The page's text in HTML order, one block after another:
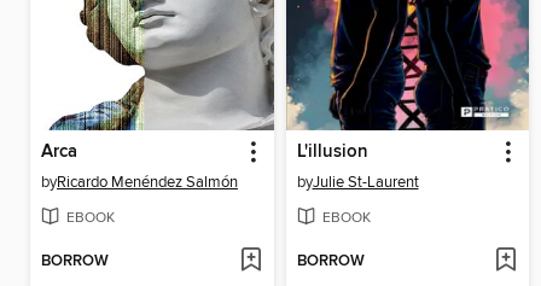
Arca
byRicardo Menéndez Salmón
EBOOK
BORROW
L'illusion
byJulie St-Laurent
EBOOK
BORROW